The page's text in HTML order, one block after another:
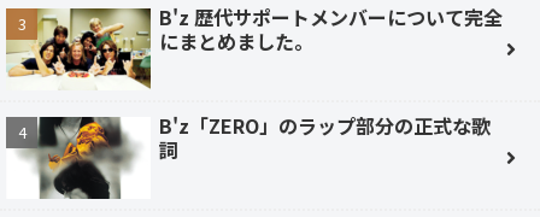
B'z 歴代サポートメンバーについて完全
にまとめました。
B'z「ZERO」のラップ部分の正式な歌
詞